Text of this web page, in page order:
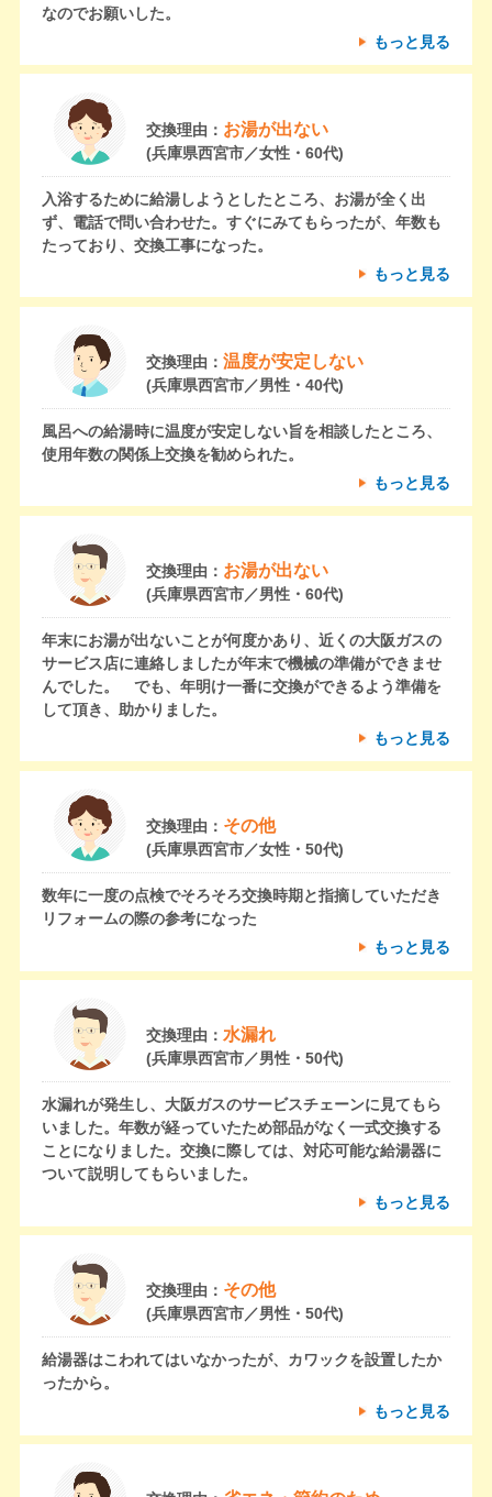
なのでお願いした。
もっと見る
交換理由： お湯が出ない
(兵庫県西宮市／女性・60代)
入浴するために給湯しようとしたところ、お湯が全く出
ず、電話で問い合わせた。すぐにみてもらったが、年数も
たっており、交換工事になった。
もっと見る
交換理由： 温度が安定しない
(兵庫県西宮市／男性・40代)
風呂への給湯時に温度が安定しない旨を相談したところ、
使用年数の関係上交換を勧められた。
もっと見る
交換理由： お湯が出ない
(兵庫県西宮市／男性・60代)
年末にお湯が出ないことが何度かあり、近くの大阪ガスの
サービス店に連絡しましたが年末で機械の準備ができませ
んでした。 でも、年明け一番に交換ができるよう準備を
して頂き、助かりました。
もっと見る
交換理由： その他
(兵庫県西宮市／女性・50代)
数年に一度の点検でそろそろ交換時期と指摘していただき
リフォームの際の参考になった
もっと見る
交換理由： 水漏れ
(兵庫県西宮市／男性・50代)
水漏れが発生し、大阪ガスのサービスチェーンに見てもら
いました。年数が経っていたため部品がなく一式交換する
ことになりました。交換に際しては、対応可能な給湯器に
ついて説明してもらいました。
もっと見る
交換理由： その他
(兵庫県西宮市／男性・50代)
給湯器はこわれてはいなかったが、カワックを設置したか
ったから。
もっと見る